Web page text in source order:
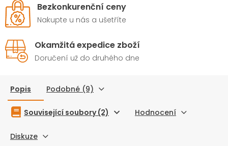
Bezkonkurenční ceny
Nakupte u nás a ušetříte
Okamžitá expedice zboží
Doručení už do druhého dne
Popis Podobné (9)
Související soubory (2) Hodnocení
Diskuze